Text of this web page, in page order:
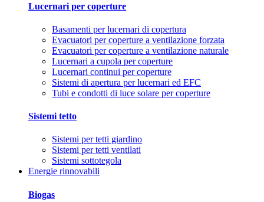
Lucernari per coperture
Basamenti per lucernari di copertura
Evacuatori per coperture a ventilazione forzata
Evacuatori per coperture a ventilazione naturale
Lucernari a cupola per coperture
Lucernari continui per coperture
Sistemi di apertura per lucernari ed EFC
Tubi e condotti di luce solare per coperture
Sistemi tetto
Sistemi per tetti giardino
Sistemi per tetti ventilati
Sistemi sottotegola
Energie rinnovabili
Biogas